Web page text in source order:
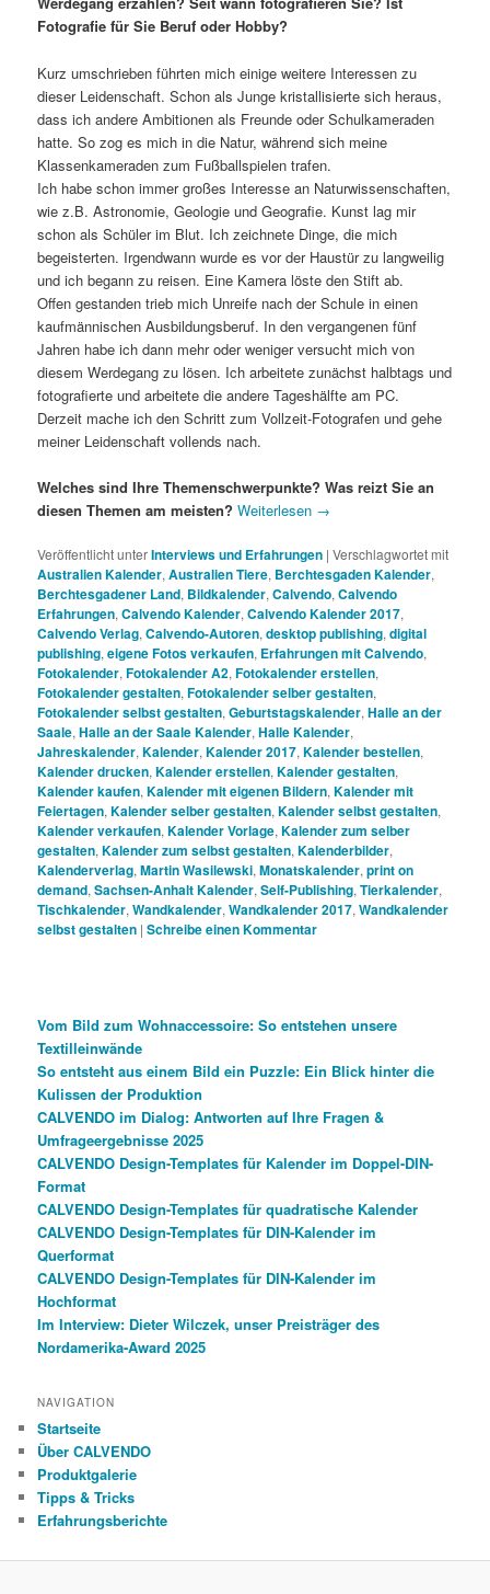
Fotografie für Sie Beruf oder Hobby?
Kurz umschrieben führten mich einige weitere Interessen zu
dieser Leidenschaft. Schon als Junge kristallisierte sich heraus,
dass ich andere Ambitionen als Freunde oder Schulkameraden
hatte. So zog es mich in die Natur, während sich meine
Klassenkameraden zum Fußballspielen trafen.
Ich habe schon immer großes Interesse an Naturwissenschaften,
wie z.B. Astronomie, Geologie und Geografie. Kunst lag mir
schon als Schüler im Blut. Ich zeichnete Dinge, die mich
begeisterten. Irgendwann wurde es vor der Haustür zu langweilig
und ich begann zu reisen. Eine Kamera löste den Stift ab.
Offen gestanden trieb mich Unreife nach der Schule in einen
kaufmännischen Ausbildungsberuf. In den vergangenen fünf
Jahren habe ich dann mehr oder weniger versucht mich von
diesem Werdegang zu lösen. Ich arbeitete zunächst halbtags und
fotografierte und arbeitete die andere Tageshälfte am PC.
Derzeit mache ich den Schritt zum Vollzeit-Fotografen und gehe
meiner Leidenschaft vollends nach.
Welches sind Ihre Themenschwerpunkte? Was reizt Sie an
diesen Themen am meisten? Weiterlesen →
Veröffentlicht unterInterviews und Erfahrungen |Verschlagwortet mit
Australien Kalender,Australien Tiere, Berchtesgaden Kalender,
Berchtesgadener Land, Bildkalender,Calvendo,Calvendo
Erfahrungen,Calvendo Kalender,Calvendo Kalender 2017,
Calvendo Verlag,Calvendo-Autoren,desktop publishing,digital
publishing,eigene Fotos verkaufen, Erfahrungen mit Calvendo,
Fotokalender,Fotokalender A2,Fotokalender erstellen,
Fotokalender gestalten,Fotokalender selber gestalten,
Fotokalender selbst gestalten,Geburtstagskalender,Halle an der
Saale,Halle an der Saale Kalender,Halle Kalender,
Jahreskalender,Kalender,Kalender 2017,Kalender bestellen,
Kalender drucken,Kalender erstellen,Kalender gestalten,
Kalender kaufen,Kalender mit eigenen Bildern,Kalender mit
Feiertagen,Kalender selber gestalten,Kalender selbst gestalten,
Kalender verkaufen,Kalender Vorlage,Kalender zum selber
gestalten,Kalender zum selbst gestalten,Kalenderbilder,
Kalenderverlag,Martin Wasilewski,Monatskalender,print on
demand,Sachsen-Anhalt Kalender,Self-Publishing,Tierkalender,
Tischkalender,Wandkalender,Wandkalender 2017,Wandkalender
selbst gestalten |Schreibe einen Kommentar
Vom Bild zum Wohnaccessoire: So entstehen unsere
Textilleinwände
So entsteht aus einem Bild ein Puzzle: Ein Blick hinter die
Kulissen der Produktion
CALVENDO im Dialog: Antworten auf Ihre Fragen &
Umfrageergebnisse 2025
CALVENDO Design-Templates für Kalender im Doppel-DIN-
Format
CALVENDO Design-Templates für quadratische Kalender
CALVENDO Design-Templates für DIN-Kalender im
Querformat
CALVENDO Design-Templates für DIN-Kalender im
Hochformat
Im Interview: Dieter Wilczek, unser Preisträger des
Nordamerika-Award 2025
NAVIGATION
Startseite
Über CALVENDO
Produktgalerie
Tipps & Tricks
Erfahrungsberichte